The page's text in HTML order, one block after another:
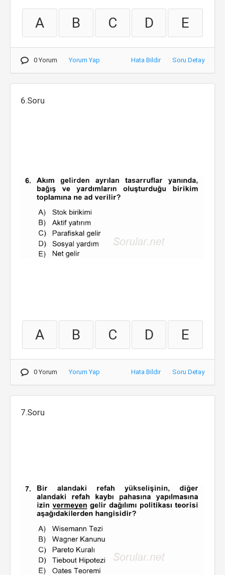
A B C D E
0 Yorum Yorum Yap Hata Bildir Soru Detay
6.Soru
A B C D E
0 Yorum Yorum Yap Hata Bildir Soru Detay
7.Soru